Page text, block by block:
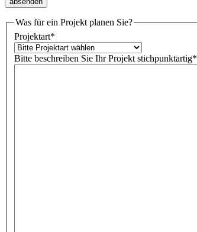
Was für ein Projekt planen Sie?
Projektart*
Bitte beschreiben Sie Ihr Projekt stichpunktartig*